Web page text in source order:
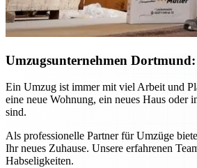
Umzugsunternehmen
Ein Umzug ist immer mit viel Arbeit und
eine neue Wohnung, ein neues Haus oder
sind.
Als professionelle Partner für Umzüge
Ihr neues Zuhause. Unsere erfahrenen
Habseligkeiten.